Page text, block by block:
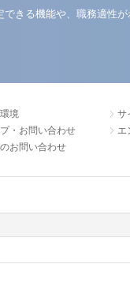
きる機能や、職務適性
境
・お問い合わせ
お問い合わせ
サ
エ